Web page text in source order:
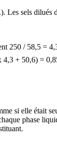
sels
250 / 58,5 =
4,3 + 50,6) =
si elle était
phase